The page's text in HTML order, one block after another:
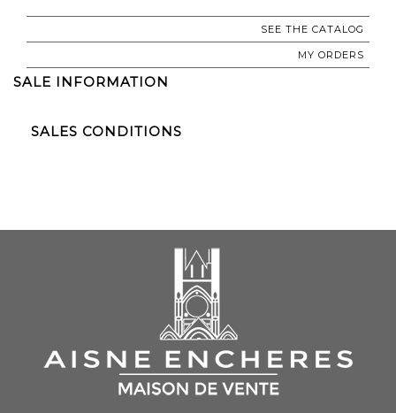
SEE THE CATALOG
MY ORDERS
SALE INFORMATION
SALES CONDITIONS